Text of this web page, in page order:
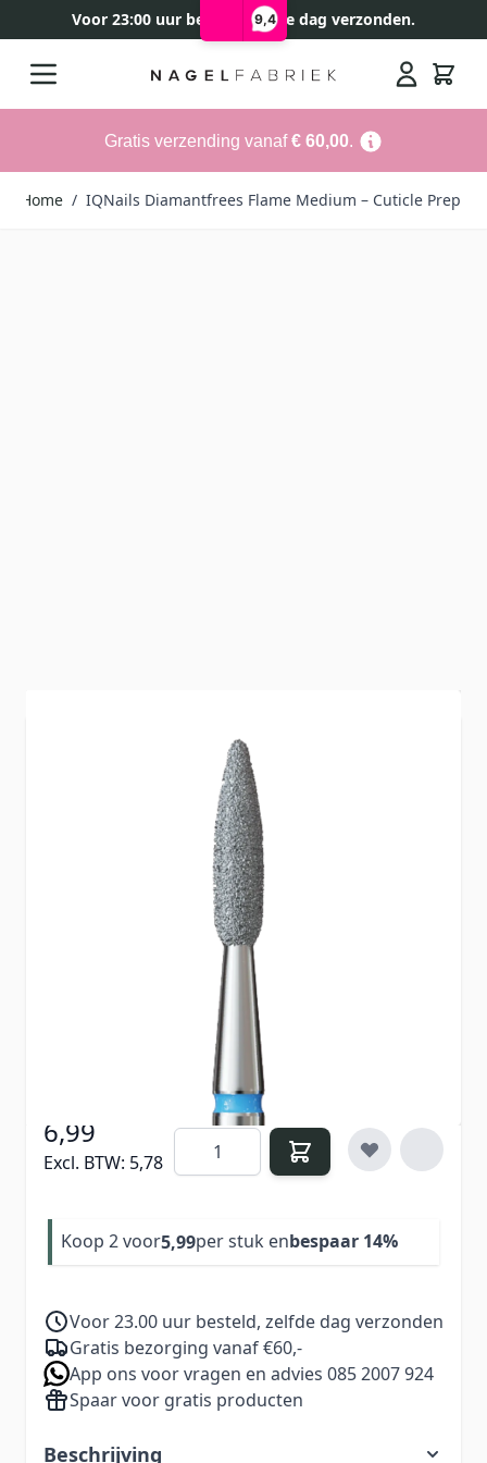
9,4
Voor 23:00 uur besteld, zelfde dag verzonden.
Gratis verzending vanaf€ 60,00.
Home / IQNails Diamantfrees Flame Medium – Cuticle Prep
De IQNails Diamantfrees Flam Medium is ideaal
voor het nauwkeurig voorbereiden van
nagelriemen. De medium grit en vlamvorm
zorgen voor effectief liften, reinigen en verfijnen
van de cuticle area en nagelwallen. Geschikt
voor zowel droog werken als waterkoeling en
volledig autoclaaf‑bestendig.
Nail Points bij aankoop van dit
6,99
Excl. BTW: 5,78
Aantal
Koop 2 voor5,99per stuk enbespaar 14%
Voor 23.00 uur besteld, zelfde dag verzonden
Gratis bezorging vanaf €60,-
App ons voor vragen en advies 085 2007 924
Spaar voor gratis producten
Beschrijving